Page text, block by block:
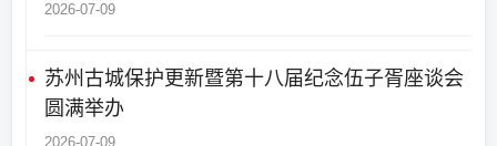
2026-07-09
苏州古城保护更新暨第十八届纪念伍子胥座谈会
圆满举办
2026-07-09